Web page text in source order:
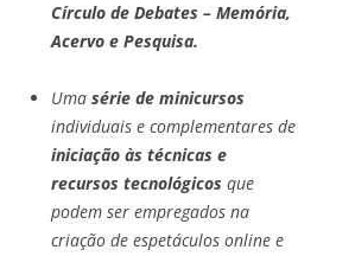
Círculo de Debates – Memória,
Acervo e Pesquisa.
Uma série de minicursos
individuais e complementares de
iniciação às técnicas e
recursos tecnológicos que
podem ser empregados na
criação de espetáculos online e